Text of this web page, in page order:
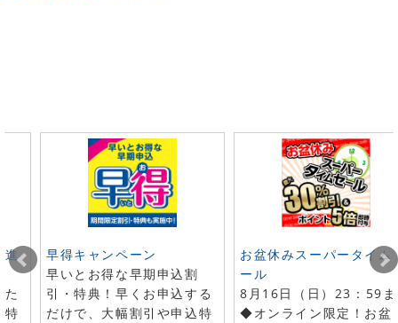
進
特
早得キャンペーン
早いとお得な早期申込割
引・特典！早くお申込する
だけで、大幅割引や申込特
お盆休みスーパータイム
ール
8月16日（日）23：59
◆オンライン限定！お盆